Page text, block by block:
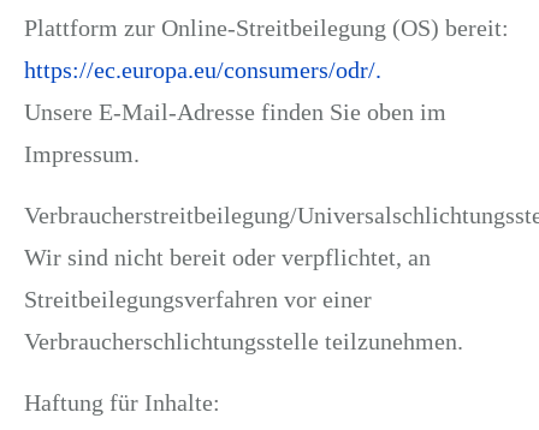
Plattform zur Online-Streitbeilegung (OS) bereit:
https://ec.europa.eu/consumers/odr/.
Unsere E-Mail-Adresse finden Sie oben im
Impressum.
Verbraucherstreitbeilegung/
Wir sind nicht bereit oder verpflichtet, an
Streitbeilegungsverfahren vor einer
Verbraucherschlichtungsstelle teilzunehmen.
Haftung für Inhalte: